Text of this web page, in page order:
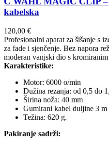
kabelska
120,00 €
Profesionalni aparat za šišanje s
za fade i sjenčenje. Bez napora
moderan vanjski dio s kromiranim
Karakteristike:
Motor: 6000 o/min
Dužina rezanja: od 0,5 do
Širina noža: 40 mm
Gumirani kabel duljine 3 m
Težina: 620 g.
Pakiranje sadrži: